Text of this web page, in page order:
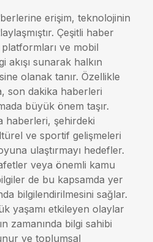
erişim, teknolojinin
Çeşitli haber
ve mobil
akışı sunarak halkın
olanak tanır. Özellikle
son dakika haberleri
büyük önem taşır.
haberleri, şehirdeki
ve sportif gelişmeleri
ulaştırmayı hedefler.
veya önemli kamu
de bu kapsamda yer
bilgilendirilmesini sağlar.
yaşamı etkileyen olaylar
zamanında bilgi sahibi
ve toplumsal